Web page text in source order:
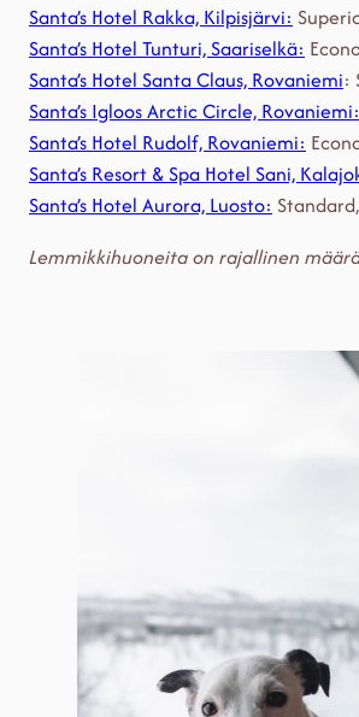
Santa’s Hotel Rakka, Kilpisjärvi:
Santa’s Hotel Tunturi, Saariselkä:
Santa’s Hotel Santa Claus, Rovaniemi:
Santa’s Igloos Arctic Circle, Rovaniemi:
Santa’s Hotel Rudolf, Rovaniemi:
Santa’s Resort & Spa Hotel Sani,
Santa’s Hotel Aurora, Luosto:
Lemmikkihuoneita on rajallinen